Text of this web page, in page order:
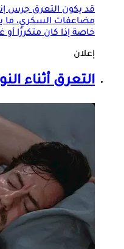
قد يكونالتعرقجرس
مضاعفات السكري، ما
خاصة إذا كان متكررًا أو
إعلان
التعرقأثناء